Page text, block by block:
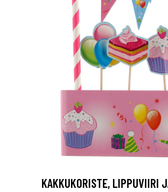
KAKKUKORISTE, LIPPUVIIRI